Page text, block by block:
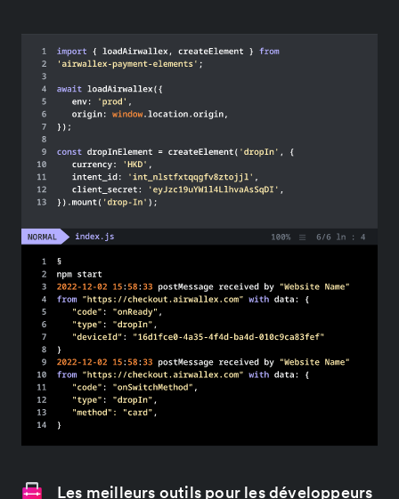
Les meilleurs outils pour les développeurs